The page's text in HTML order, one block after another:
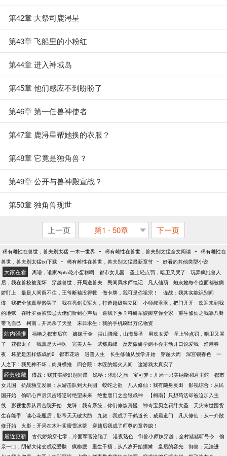
第42章 大祭司鹿浔星
第43章 飞船里的小粉红
第44章 进入神域岛
第45章 他们感应不到盼盼了
第46章 第一任兽神使者
第47章 鹿浔星帮她换的衣服？
第48章 它竟是独角兽？
第49章 公开与兽神殿宣战？
第50章 独角兽现世
上一页 第1 - 50章 下一页
稀有雌性在兽世，兽夫别太猛 一木一世界 - 稀有雌性在兽世，兽夫别太猛全文阅读 - 稀有雌性在
兽世，兽夫别太猛txt下载 - 稀有雌性在兽世，兽夫别太猛最新章节 - 好看的其他类型小说
大家在看 离谱，谁家Alpha吃小蛋糕啊 都市女儿国 圣上轻点罚，暗卫又哭了
玩弄疯批兽人
后，我在兽校被宠坏
穿越兽世，开局送兽夫 民间风水师笔记 凡人仙葫
炮灰她每个位面都被病
娇盯上
最是人间留不住，王爷断袖没得救 做卡牌，我可是你祖宗！
谍战：我其实能识别间
谍
我把全修真界懒哭了 我在亮剑卖军火，打造超级独立团 小师叔乖乖，把门开开
欢迎来到我
的地狱
在叶罗丽被禁忌大佬们听到心声后 逼我下乡？科研军嫂搬空你全家
重生修仙之我靠八卦
带飞自己
柯南，开局杀了天皇 末日求生：我的手机刷出万亿物资
站内强推 福艳之都市后宫 嫡嫁千金 搜山降魔，山海显圣 男欢女爱
圣上轻点罚，暗卫又哭
了
花都太子 我真是大神医 完美人生 武炼巅峰 反差傲娇学姐不会主动开口说爱我
渔港春
夜
坏蛋是怎样炼成的2 都市花语 逍遥人生 长生修仙从族学开始 穿越大周 深宫锁春色
一
人之下：我见神不坏，肉身横推
四合院：木匠的烟火人间 这游戏太真实了
经典收藏 谍战：我其实能识别间谍 诡秘：求职之旅 宝可梦：开局一只美纳斯和君主蛇
都市
女儿国
抗战独立发展：从游击队到大兵团 蛟蛇之欲 凡人修仙：我有随身灵田
影视综合：从民
国开始
偷听心声后贝吉塔逆转绝望未来 绝世唐门之金银成神
【柯南】只想苟活却被迫加入主
线
影视世界从四合院开始 龙珠：我有系统，你们修炼真慢 神奇宝贝之羁绊大圣
天灾末世囤货
生存能手
读心花瓶后，影帝天天破大防 九叔：我成了千鹤道长，威震道门
凡人修仙：从一介散
修开始
火影：开局在木叶卖蜜雪冰茶 穿越后我成了师尊的童养媳！
最近更新 古代娇娘穿七零，冷面军官沦陷了 港夜熟色 御兽小师妹穿越，全村猪猪听号令
偷
亲一口，阴郁大佬变成恋爱脑
疯柳腰 重生千禧，从八岁开始摆摊 皇后的容光
御兽：无法进